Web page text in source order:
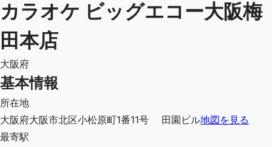
カラオケ ビッグエコー大阪梅
田本店
大阪府
基本情報
所在地
大阪府大阪市北区小松原町1番11号 田園ビル地図を見る
最寄駅